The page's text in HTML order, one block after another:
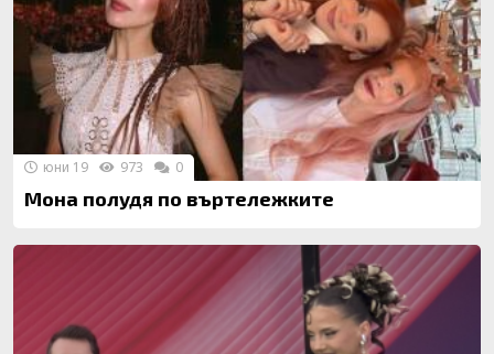
Мона полудя по въртележките
юни 19 973 0